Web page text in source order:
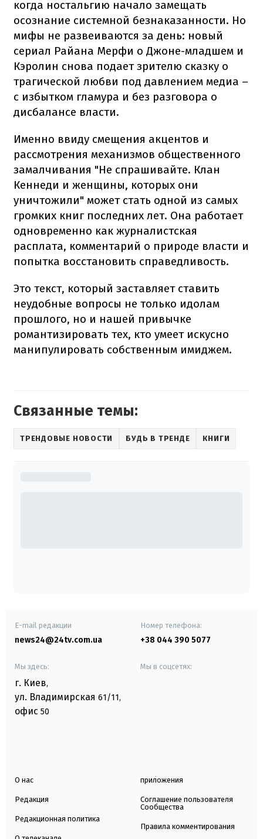
когда ностальгию начало замещать
осознание системной безнаказанности. Но
мифы не развеиваются за день: новый
сериал Райана Мерфи о Джоне-младшем и
Кэролин снова подает зрителю сказку о
трагической любви под давлением медиа –
с избытком гламура и без разговора о
дисбалансе власти.
Именно ввиду смещения акцентов и
рассмотрения механизмов общественного
замалчивания "Не спрашивайте. Клан
Кеннеди и женщины, которых они
уничтожили" может стать одной из самых
громких книг последних лет. Она работает
одновременно как журналистская
расплата, комментарий о природе власти и
попытка восстановить справедливость.
Это текст, который заставляет ставить
неудобные вопросы не только идолам
прошлого, но и нашей привычке
романтизировать тех, кто умеет искусно
манипулировать собственным имиджем.
Связанные темы:
ТРЕНДОВЫЕ НОВОСТИ БУДЬ В ТРЕНДЕ КНИГИ
E-mail редакции
news24@24tv.com.ua
Номер телефона:
+38 044 390 5077
Мы здесь:
г. Киев,
ул. Владимирская 61/11,
офис 50
Мы в соцсетях:
О нас
Редакция
Редакционная политика
приложения
Соглашение пользователя
Сообщества
Правила комментирования